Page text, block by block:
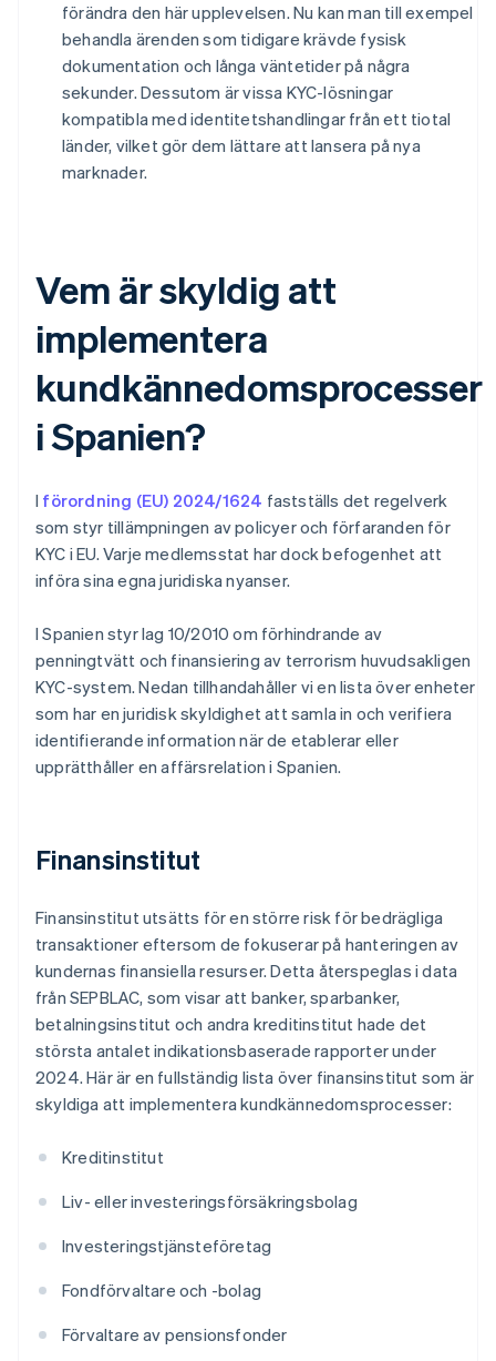
förändra den här upplevelsen. Nu kan man till exempel
behandla ärenden som tidigare krävde fysisk
dokumentation och långa väntetider på några
sekunder. Dessutom är vissa KYC-lösningar
kompatibla med identitetshandlingar från ett tiotal
länder, vilket gör dem lättare att lansera på nya
marknader.
Vem är skyldig att
implementera
kundkännedomsprocesser
i Spanien?
I förordning (EU) 2024/1624 fastställs det regelverk
som styr tillämpningen av policyer och förfaranden för
KYC i EU. Varje medlemsstat har dock befogenhet att
införa sina egna juridiska nyanser.
I Spanien styr lag 10/2010 om förhindrande av
penningtvätt och finansiering av terrorism huvudsakligen
KYC-system. Nedan tillhandahåller vi en lista över enheter
som har en juridisk skyldighet att samla in och verifiera
identifierande information när de etablerar eller
upprätthåller en affärsrelation i Spanien.
Finansinstitut
Finansinstitut utsätts för en större risk för bedrägliga
transaktioner eftersom de fokuserar på hanteringen av
kundernas finansiella resurser. Detta återspeglas i data
från SEPBLAC, som visar att banker, sparbanker,
betalningsinstitut och andra kreditinstitut hade det
största antalet indikationsbaserade rapporter under
2024. Här är en fullständig lista över finansinstitut som är
skyldiga att implementera kundkännedomsprocesser:
Kreditinstitut
Liv- eller investeringsförsäkringsbolag
Investeringstjänsteföretag
Fondförvaltare och -bolag
Förvaltare av pensionsfonder